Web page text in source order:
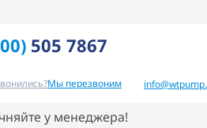
505 7867
Мы перезвоним
у менеджера!
ответ Похожие